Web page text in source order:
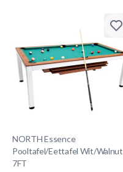
NORTH Essence
Pooltafel/Eettafel Wit/Walnut
7FT